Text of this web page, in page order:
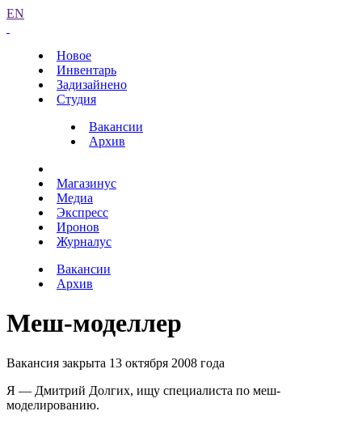
EN
Новое
Инвентарь
Задизайнено
Студия
Вакансии
Архив
Магазинус
Медиа
Экспресс
Иронов
Журналус
Вакансии
Архив
Меш-моделлер
Вакансия закрыта 13 октября 2008 года
Я — Дмитрий Долгих, ищу специалиста по меш-
моделированию.